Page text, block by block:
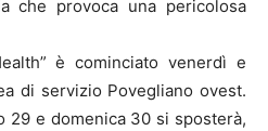
che provoca una pericolosa
è cominciato venerdì e
di servizio Povegliano ovest.
29 e domenica 30 si sposterà,